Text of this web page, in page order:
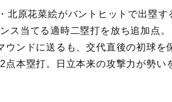
北原花菜絵がバントヒットで出塁
ス当てる適時二塁打を放ち追加点
ウンドに送るも、交代直後の初球を
点本塁打。日立本来の攻撃力が勢い